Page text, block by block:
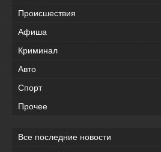
Происшествия
Афиша
Криминал
Авто
Спорт
Прочее
Все последние новости